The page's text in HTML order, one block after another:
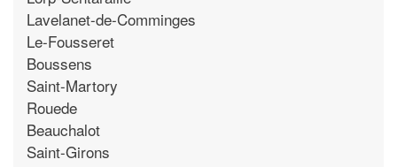
Lavelanet-de-Comminges
Le-Fousseret
Boussens
Saint-Martory
Rouede
Beauchalot
Saint-Girons